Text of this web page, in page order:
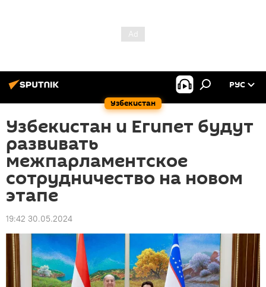
Узбекистан
РУС
Узбекистан и Египет будут
развивать
межпарламентское
сотрудничество на новом
этапе
19:42 30.05.2024